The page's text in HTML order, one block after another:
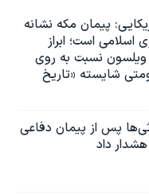
پیمان مکه نشانه
اسلامی است؛ ابراز
ویلسون نسبت به روی
شایسته «تاریخ
پس از پیمان دفاعی
داد